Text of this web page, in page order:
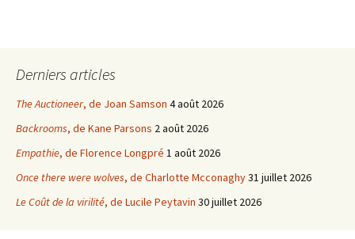
Derniers articles
The Auctioneer, de Joan Samson 4 août 2026
Backrooms, de Kane Parsons 2 août 2026
Empathie, de Florence Longpré 1 août 2026
Once there were wolves, de Charlotte Mcconaghy31 juillet 2026
Le Coût de la virilité, de Lucile Peytavin 30 juillet 2026